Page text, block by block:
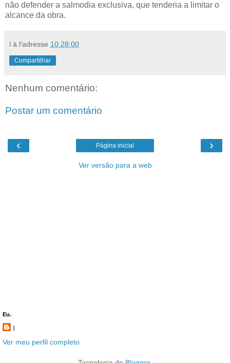
não defender a salmodia exclusiva, que tenderia a limitar o
alcance da obra.
l à l'adresse 10:28:00
Compartilhar
Nenhum comentário:
Postar um comentário
‹ ›
Página inicial
Ver versão para a web
Eu.
l
Ver meu perfil completo